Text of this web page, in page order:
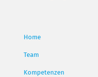
Home
Team
Kompetenzen